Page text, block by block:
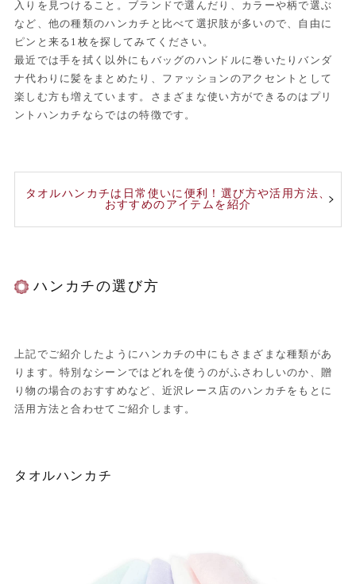
入りを見つけること。ブランドで選んだり、カラーや柄で選ぶ
など、他の種類のハンカチと比べて選択肢が多いので、自由に
ピンと来る1枚を探してみてください。
最近では手を拭く以外にもバッグのハンドルに巻いたりバンダ
ナ代わりに髪をまとめたり、ファッションのアクセントとして
楽しむ方も増えています。さまざまな使い方ができるのはプリ
ントハンカチならではの特徴です。
タオルハンカチは日常使いに便利！選び方や活用方法、
おすすめのアイテムを紹介
ハンカチの選び方
上記でご紹介したようにハンカチの中にもさまざまな種類があ
ります。特別なシーンではどれを使うのがふさわしいのか、贈
り物の場合のおすすめなど、近沢レース店のハンカチをもとに
活用方法と合わせてご紹介します。
タオルハンカチ